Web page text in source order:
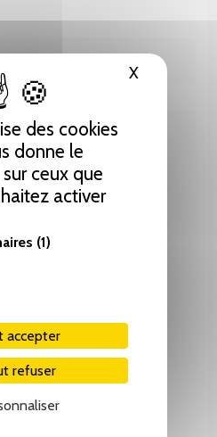
des cookies
donne le
ceux que
activer
(1)
accepter
refuser
XMasquer